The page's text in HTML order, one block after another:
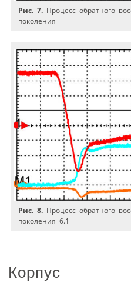
Рис. 7. Процесс обратного
поколения
Рис. 8. Процесс обратного
поколения 6.1
Корпус